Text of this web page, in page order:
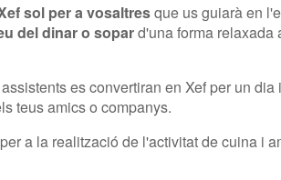
sol per a vosaltresque us guiarà en
del dinar o sopard'una forma relaxada
es convertiran en Xef per un
teus amics o companys.
per a la realització de l'activitat de cuina i